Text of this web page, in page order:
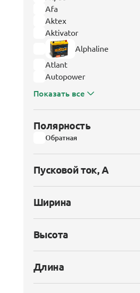
Afa
Aktex
Aktivator
Alphaline
Atlant
Autopower
Показать все
Полярность
Обратная
Пусковой ток, А
Ширина
Высота
Длина